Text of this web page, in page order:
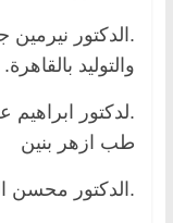
.الدكتور
والتوليد بالقاهرة.
.لدكتور ابراهيم
طب ازهر بنين
.الدكتور محسن